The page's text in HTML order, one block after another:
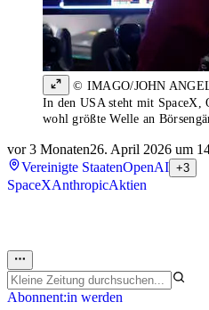
© IMAGO/JOHN
In den USA steht mit
wohl größte Welle an
vor 3 Monaten26. April 2026 um
Vereinigte StaatenOpenAI +3
SpaceXAnthropicAktien
Abonnent:in werden